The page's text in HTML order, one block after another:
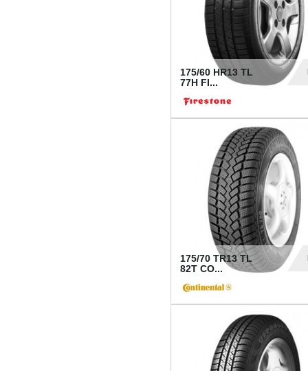
175/60 HR13 TL
77H FI...
175/70 TR13 TL
82T CO...